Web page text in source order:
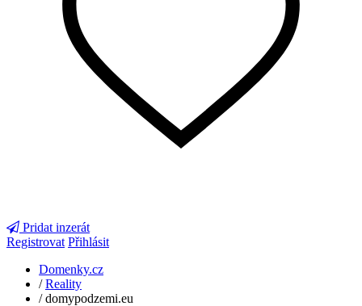
Pridat inzerát
Registrovat Přihlásit
Domenky.cz
/Reality
/domypodzemi.eu